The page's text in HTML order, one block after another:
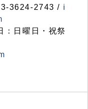
3624-2743 / i
日曜日・祝祭